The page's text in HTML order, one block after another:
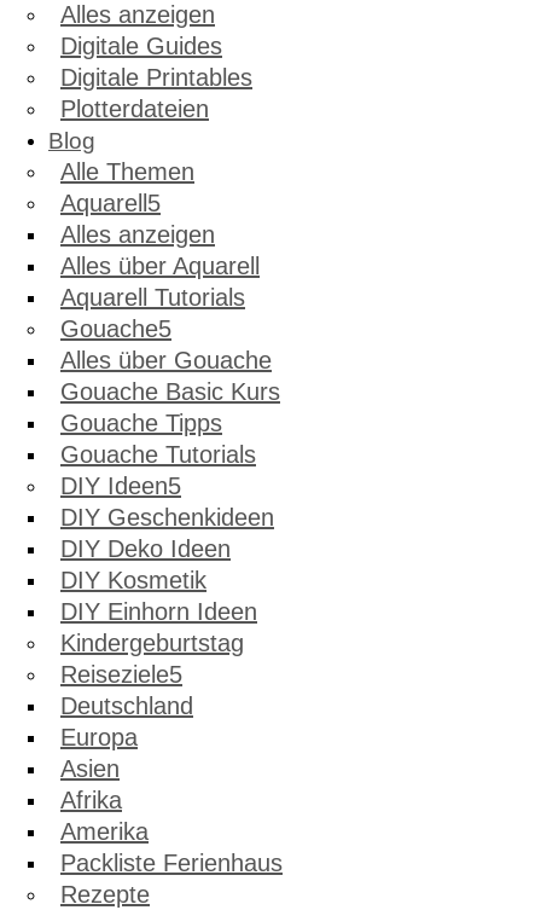
Alles anzeigen
Digitale Guides
Digitale Printables
Plotterdateien
Blog
Alle Themen
Aquarell
Alles anzeigen
Alles über Aquarell
Aquarell Tutorials
Gouache
Alles über Gouache
Gouache Basic Kurs
Gouache Tipps
Gouache Tutorials
DIY Ideen
DIY Geschenkideen
DIY Deko Ideen
DIY Kosmetik
DIY Einhorn Ideen
Kindergeburtstag
Reiseziele
Deutschland
Europa
Asien
Afrika
Amerika
Packliste Ferienhaus
Rezepte